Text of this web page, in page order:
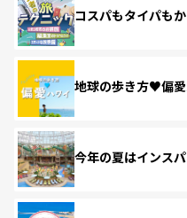
コスパもタイパも
地球の歩き方♥偏
今年の夏はインスパ